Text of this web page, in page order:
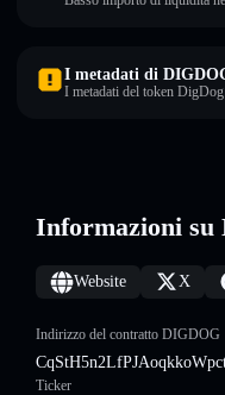
I metadati di
I metadati del token
Informazioni su
Website X
Indirizzo del contratto DIGDOG
Ticker